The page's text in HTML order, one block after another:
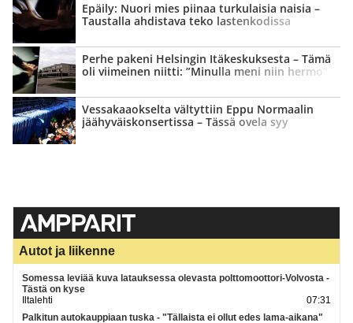
Epäily: Nuori mies piinaa turkulaisia naisia –
Taustalla ahdistava teko lastenkodissa
Perhe pakeni Helsingin Itäkeskuksesta – Tämä
oli viimeinen niitti: ”Minulla meni niin hermo”
Vessa­kaaokselta vältyttiin Eppu Normaalin
jäähyväis­konsertissa – Tässä ovela syy
Autot ja liikenne
Somessa leviää kuva latauksessa olevasta polttomoottori-Volvosta -
Tästä on kyse
Iltalehti
07:31
Palkitun autokauppiaan tuska - "Tällaista ei ollut edes lama-aikana"